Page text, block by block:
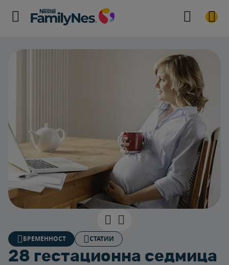
БРЕМЕННОСТ СТАТИИ
28 гестационна седмица